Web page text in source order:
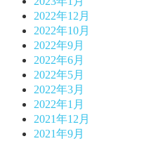
2022年12月
2022年10月
2022年9月
2022年6月
2022年5月
2022年3月
2022年1月
2021年12月
2021年9月